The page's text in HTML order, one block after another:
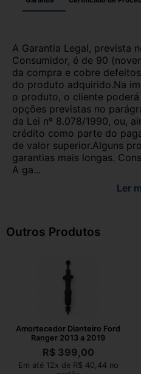
A Garantia Legal, prevista
Consumidor, é de 90
da compra e cobre
do produto adquirido.Na
o produto, o cliente
opções previstas no
da Lei nº 8.078/1990, ou,
crédito como parte do
de valor superior.Alguns
garantias mais longas.
A ga...
Ler
Outros Produtos
Amortecedor Dianteiro Ford
Ranger 2013 a 2019
R$399,00
Em até 12x de R$ 40,44 no